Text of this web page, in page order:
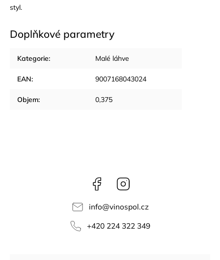
styl.
Doplňkové parametry
Kategorie: Malé láhve
EAN: 9007168043024
Objem: 0,375
Facebook
info@vinospol.cz
+420 224 322 349